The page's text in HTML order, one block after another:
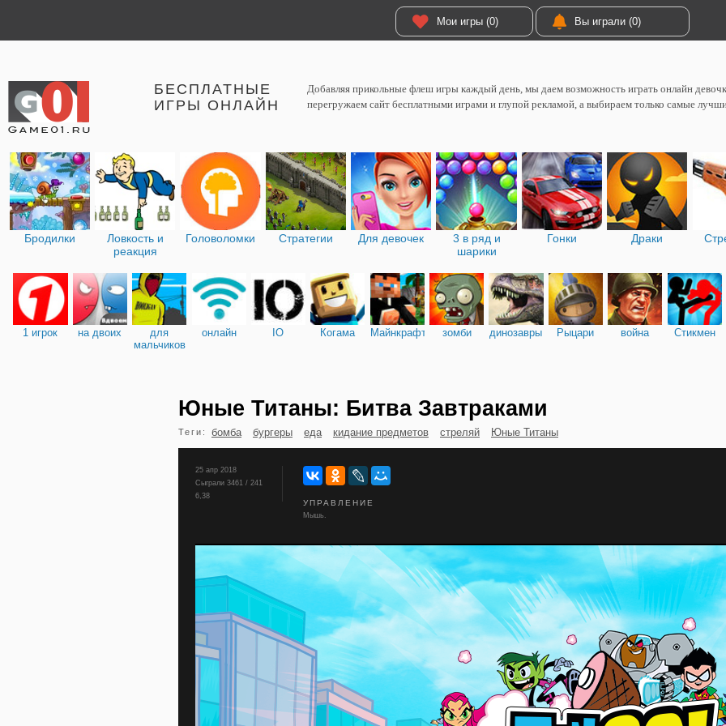
Мои игры (0) Вы играли (0)
БЕСПЛАТНЫЕ
ИГРЫ ОНЛАЙН
Добавляя прикольные флеш игры каждый день, мы даем возможность играть онлайн
перегружаем сайт бесплатными играми и глупой рекламой, а выбираем только самые
Бродилки
Ловкость и
реакция
Головоломки Стратегии Для девочек
3 в ряд и
шарики
Гонки Драки
1 игрок на двоих
для
мальчиков
онлайн IO Когама Майнкрафт зомби динозавры Рыцари война Стикмен
Юные Титаны: Битва Завтраками
Теги: бомба бургеры еда кидание предметов стреляй Юные Титаны
25 апр 2018
Сыграли 3461 / 241
6,38
УПРАВЛЕНИЕ
Мышь.